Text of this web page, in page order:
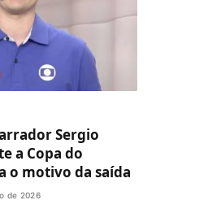
Sergio
a Copa do
o motivo da saída
de 2026